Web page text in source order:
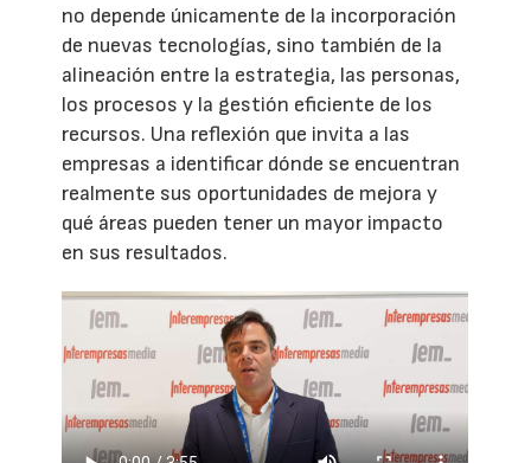
no depende únicamente de la incorporación
de nuevas tecnologías, sino también de la
alineación entre la estrategia, las personas,
los procesos y la gestión eficiente de los
recursos. Una reflexión que invita a las
empresas a identificar dónde se encuentran
realmente sus oportunidades de mejora y
qué áreas pueden tener un mayor impacto
en sus resultados.